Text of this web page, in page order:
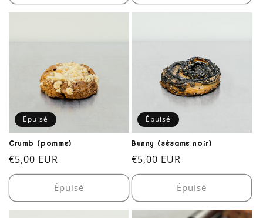
Épuisé
Crumb (pomme)
Prix
habituel
€5,00 EUR
Épuisé
Épuisé
Bunny (sésame noir)
Prix
habituel
€5,00 EUR
Épuisé